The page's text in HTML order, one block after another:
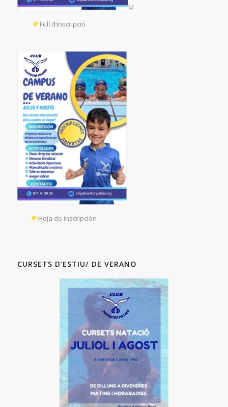
M
Full d’inscripció
Hoja de inscripción
CURSETS D’ESTIU/ DE VERANO